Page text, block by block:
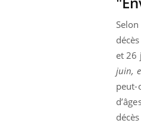
et 26
juin,
peut-
Eczéma
préparer pour
L'été arrive… et
rythme de vie !
soleil, activités